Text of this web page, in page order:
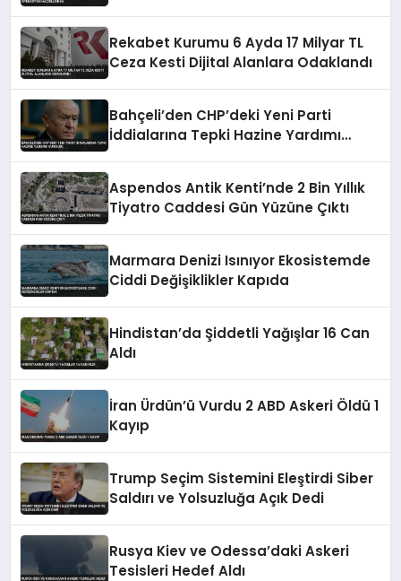
Rekabet Kurumu 6 Ayda 17 Milyar TL
Ceza Kesti Dijital Alanlara Odaklandı
Bahçeli’den CHP’deki Yeni Parti
İddialarına Tepki Hazine Yardımı
Aspendos Antik Kenti’nde 2 Bin Yıllık
Tiyatro Caddesi Gün Yüzüne Çıktı
Marmara Denizi Isınıyor Ekosistemde
Ciddi Değişiklikler Kapıda
Hindistan’da Şiddetli Yağışlar 16 Can
Aldı
İran Ürdün’ü Vurdu 2 ABD Askeri Öldü 1
Kayıp
Trump Seçim Sistemini Eleştirdi Siber
Saldırı ve Yolsuzluğa Açık Dedi
Rusya Kiev ve Odessa’daki Askeri
Tesisleri Hedef Aldı